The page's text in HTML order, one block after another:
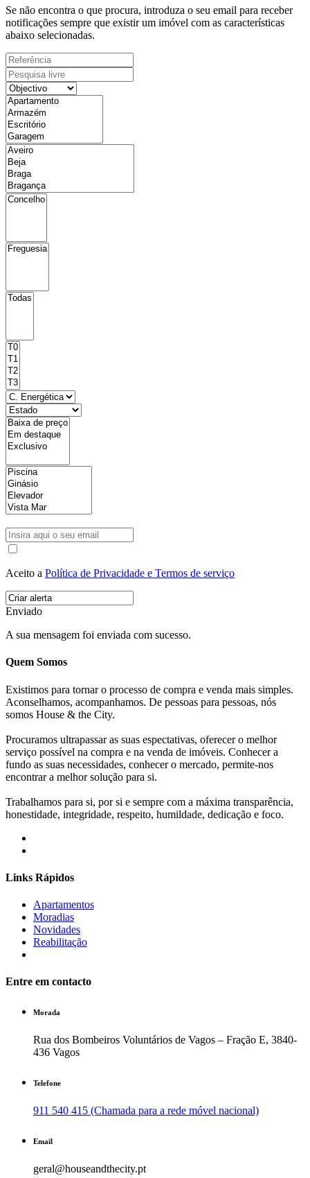
Se não encontra o que procura, introduza o seu email para receber
notificações sempre que existir um imóvel com as características
abaixo selecionadas.
Aceito a Política de Privacidade e Termos de serviço
Enviado
A sua mensagem foi enviada com sucesso.
Quem Somos
Existimos para tornar o processo de compra e venda mais simples.
Aconselhamos, acompanhamos. De pessoas para pessoas, nós
somos House & the City.
Procuramos ultrapassar as suas espectativas, oferecer o melhor
serviço possível na compra e na venda de imóveis. Conhecer a
fundo as suas necessidades, conhecer o mercado, permite-nos
encontrar a melhor solução para si.
Trabalhamos para si, por si e sempre com a máxima transparência,
honestidade, integridade, respeito, humildade, dedicação e foco.
Links Rápidos
Apartamentos
Moradias
Novidades
Reabilitação
Entre em contacto
Morada
Rua dos Bombeiros Voluntários de Vagos – Fração E, 3840-
436 Vagos
Telefone
911 540 415 (Chamada para a rede móvel nacional)
Email
geral@houseandthecity.pt